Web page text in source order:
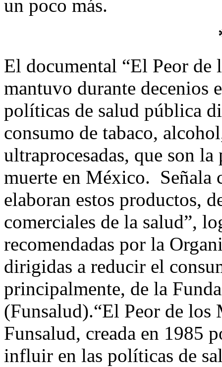
un poco más.
El documental “El Peor de
mantuvo durante decenios
políticas de salud pública
consumo de tabaco,
ultraprocesadas, que son
muerte en México. Señala
elaboran estos productos,
comerciales de la salud”,
recomendadas por la
dirigidas a reducir el
principalmente, de la
(Funsalud).“El Peor de los
Funsalud, creada en 1985
influir en las políticas de